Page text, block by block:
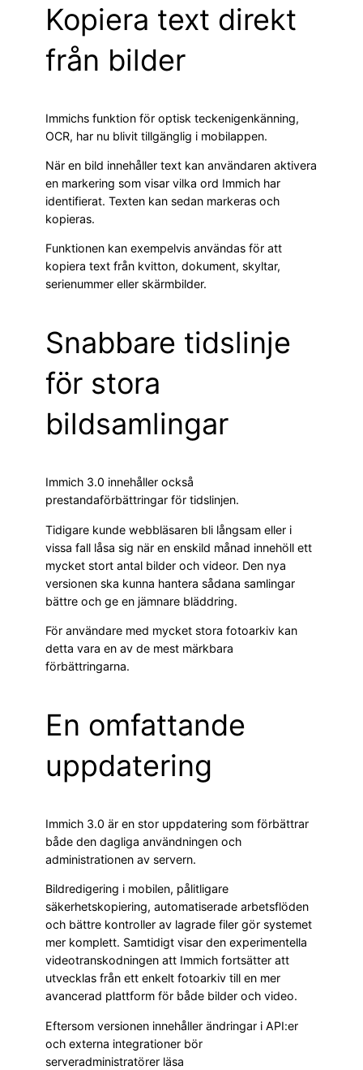
Kopiera text direkt
från bilder
Immichs funktion för optisk teckenigenkänning,
OCR, har nu blivit tillgänglig i mobilappen.
När en bild innehåller text kan användaren aktivera
en markering som visar vilka ord Immich har
identifierat. Texten kan sedan markeras och
kopieras.
Funktionen kan exempelvis användas för att
kopiera text från kvitton, dokument, skyltar,
serienummer eller skärmbilder.
Snabbare tidslinje
för stora
bildsamlingar
Immich 3.0 innehåller också
prestandaförbättringar för tidslinjen.
Tidigare kunde webbläsaren bli långsam eller i
vissa fall låsa sig när en enskild månad innehöll ett
mycket stort antal bilder och videor. Den nya
versionen ska kunna hantera sådana samlingar
bättre och ge en jämnare bläddring.
För användare med mycket stora fotoarkiv kan
detta vara en av de mest märkbara
förbättringarna.
En omfattande
uppdatering
Immich 3.0 är en stor uppdatering som förbättrar
både den dagliga användningen och
administrationen av servern.
Bildredigering i mobilen, pålitligare
säkerhetskopiering, automatiserade arbetsflöden
och bättre kontroller av lagrade filer gör systemet
mer komplett. Samtidigt visar den experimentella
videotranskodningen att Immich fortsätter att
utvecklas från ett enkelt fotoarkiv till en mer
avancerad plattform för både bilder och video.
Eftersom versionen innehåller ändringar i API:er
och externa integrationer bör
serveradministratörer läsa